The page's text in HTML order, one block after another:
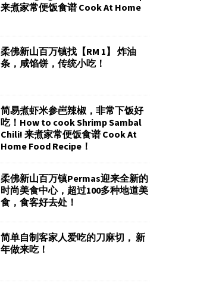
来煮家常便饭食谱 Cook At Home
柔佛新山百万镇找【RM 1】 炸油
条，咸馅饼，传统小吃！
简易煮虾米参岜辣椒，非常下饭好
吃！How to cook Shrimp Sambal
Chili! 来煮家常便饭食谱 Cook At
Home Food Recipe！
柔佛新山百万镇Permas迎来全新的
时尚美食中心，超过100多种地道美
食，食客好去处！
简单自制客家人爱吃的刀麻切， 新
年做来吃！